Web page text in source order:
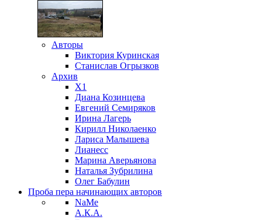
Авторы
Виктория Куринская
Станислав Огрызков
Архив
X1
Диана Козинцева
Евгений Семиряков
Ирина Лагерь
Кирилл Николаенко
Лариса Малышева
Лианесс
Марина Аверьянова
Наталья Зубрилина
Олег Бабулин
Проба пера начинающих авторов
NaMe
А.К.А.